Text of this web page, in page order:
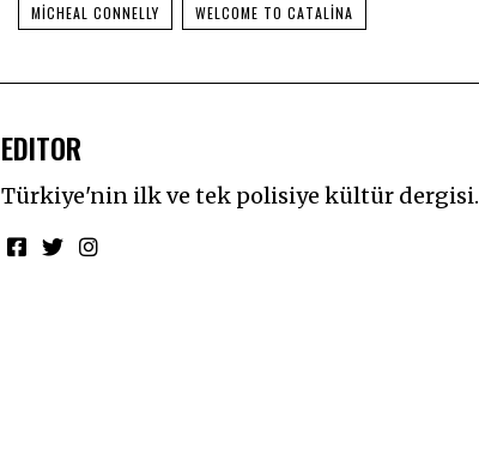
MICHEAL CONNELLY WELCOME TO CATALINA
EDITOR
Türkiye'nin ilk ve tek polisiye kültür dergisi.